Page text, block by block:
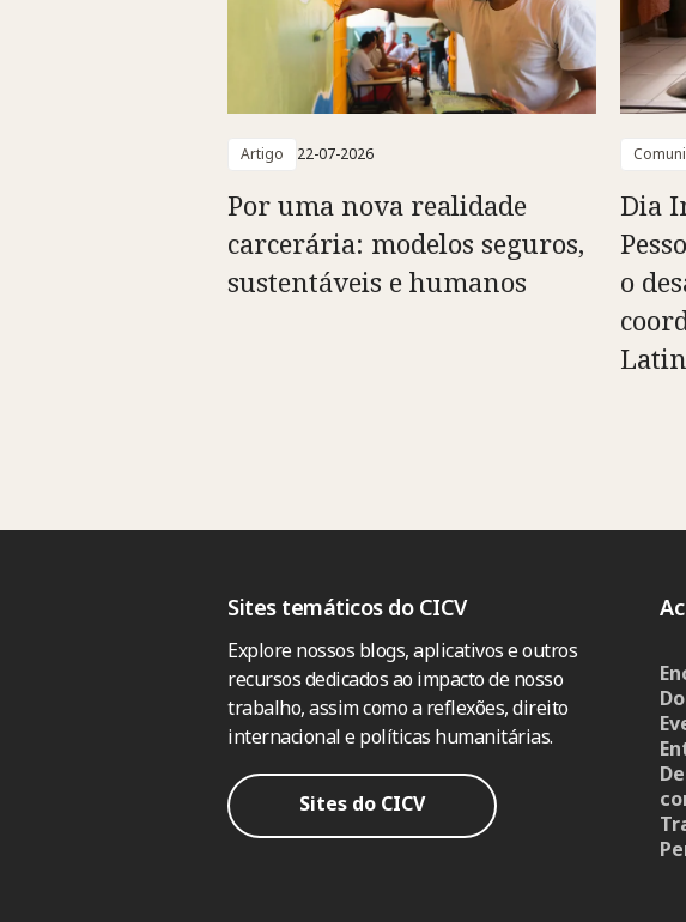
Artigo 22-07-2026
Por uma nova realidade
carcerária: modelos seguros,
sustentáveis e humanos
Dia
o
Sites temáticos do CICV
Explore nossos blogs, aplicativos e outros
recursos dedicados ao impacto de nosso
trabalho, assim como a reflexões, direito
internacional e políticas humanitárias.
Sites do CICV